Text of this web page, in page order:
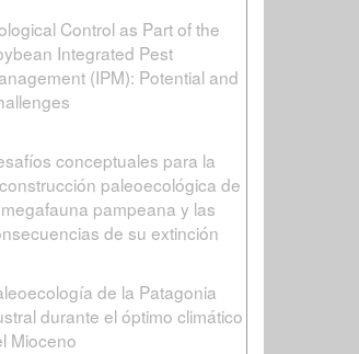
Control as Part of the
Integrated Pest
(IPM): Potential and
conceptuales para la
paleoecológica de
pampeana y las
de su extinción
de la Patagonia
durante el óptimo climático
Mioceno